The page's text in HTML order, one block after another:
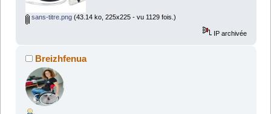
sans-titre.png(43.14 ko, 225x225 - vu 1129 fois.)
IP archivée
Breizhfenua